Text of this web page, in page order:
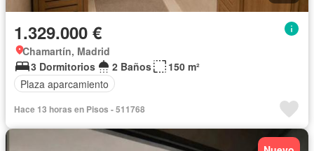
1.329.000 €
Chamartín, Madrid
3 Dormitorios
2 Baños
150 m²
Plaza aparcamiento
Hace 13 horas en Pisos - 511768